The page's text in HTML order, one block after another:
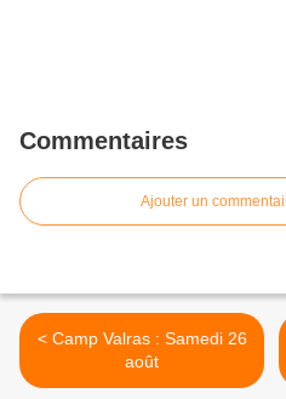
Commentaires
Ajouter un
< Camp Valras : Samedi 26
août